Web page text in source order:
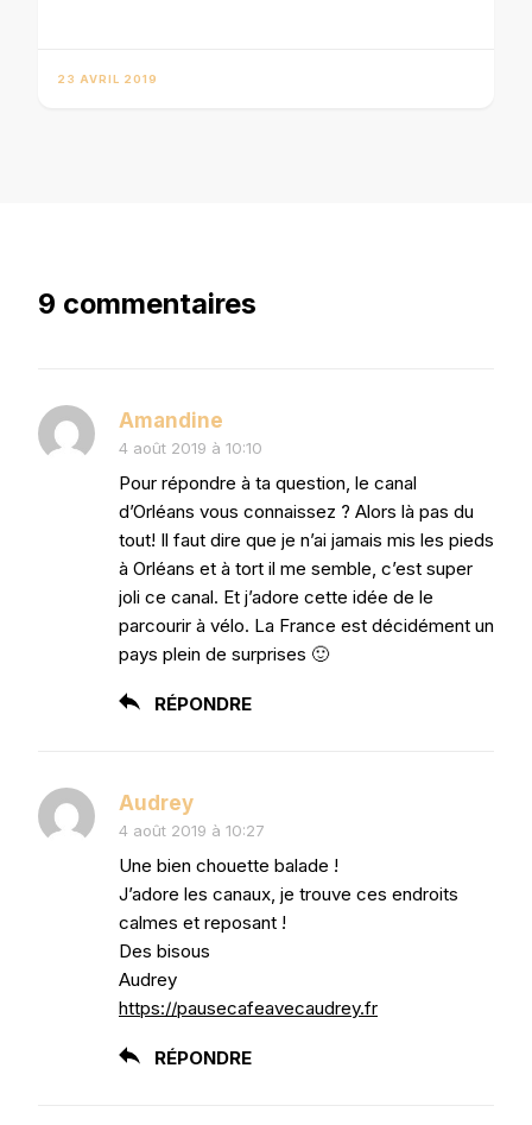
23 AVRIL 2019
9 commentaires
Amandine
4 août 2019 à 10:10
Pour répondre à ta question, le canal
d’Orléans vous connaissez ? Alors là pas du
tout! Il faut dire que je n’ai jamais mis les pieds
à Orléans et à tort il me semble, c’est super
joli ce canal. Et j’adore cette idée de le
parcourir à vélo. La France est décidément un
pays plein de surprises 🙂
RÉPONDRE
Audrey
4 août 2019 à 10:27
Une bien chouette balade !
J’adore les canaux, je trouve ces endroits
calmes et reposant !
Des bisous
Audrey
https://pausecafeavecaudrey.fr
RÉPONDRE